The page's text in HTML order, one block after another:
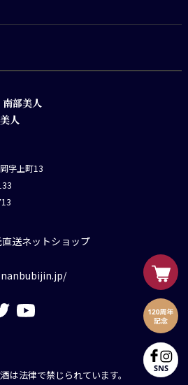
部美人
人
字上町13
送ネットショップ
は法律で禁じられています。